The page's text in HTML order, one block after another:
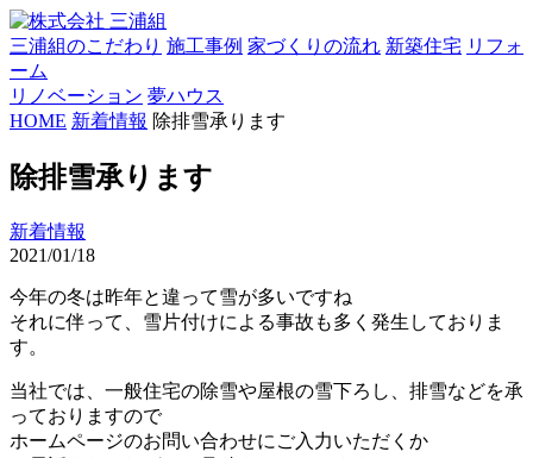
三浦組のこだわり 施工事例 家づくりの流れ 新築住宅 リフォ
ーム
リノベーション 夢ハウス
HOME 新着情報 除排雪承ります
除排雪承ります
新着情報
2021/01/18
今年の冬は昨年と違って雪が多いですね
それに伴って、雪片付けによる事故も多く発生しておりま
す。
当社では、一般住宅の除雪や屋根の雪下ろし、排雪などを承
っておりますので
ホームページのお問い合わせにご入力いただくか